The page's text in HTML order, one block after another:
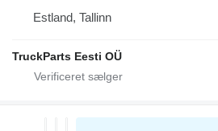
Estland, Tallinn
TruckParts Eesti OÜ